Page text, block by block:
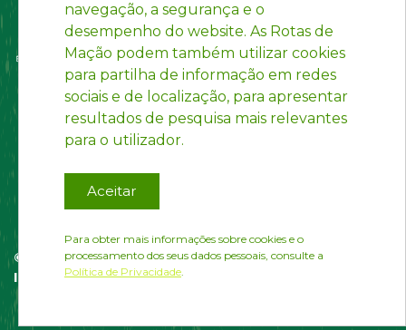
© Rotas de Mação | website desenvolvido por
InfoPortugal
navegação, a segurança e o
desempenho do website. As Rotas de
Mação podem também utilizar cookies
para partilha de informação em redes
sociais e de localização, para apresentar
resultados de pesquisa mais relevantes
para o utilizador.
Aceitar
Para obter mais informações sobre cookies e o
processamento dos seus dados pessoais, consulte a
Política de Privacidade.